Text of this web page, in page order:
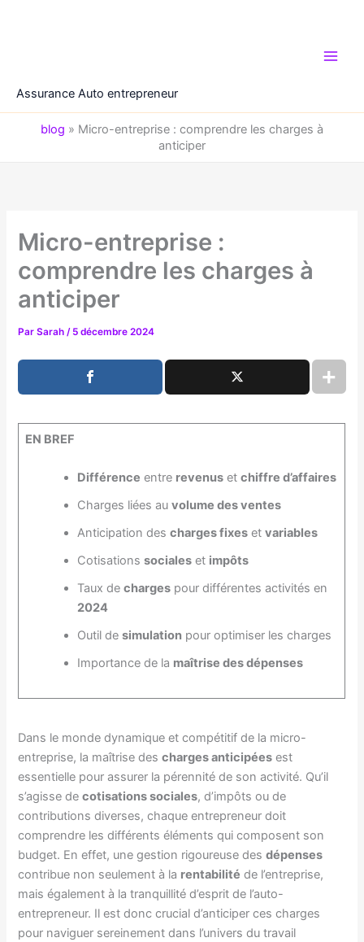
Assurance Auto entrepreneur
blog » Micro-entreprise : comprendre les charges à
anticiper
Micro-entreprise :
comprendre les charges à
anticiper
ParSarah/ 5 décembre 2024
EN BREF
Différence entre revenuset chiffre d’affaires
Charges liées au volume des ventes
Anticipation des charges fixeset variables
Cotisations socialeset impôts
Taux de chargespour différentes activités en
2024
Outil de simulationpour optimiser les charges
Importance de la maîtrise des dépenses
Dans le monde dynamique et compétitif de la micro-
entreprise, la maîtrise descharges anticipées est
essentielle pour assurer la pérennité de son activité. Qu’il
s’agisse decotisations sociales, d’impôts ou de
contributions diverses, chaque entrepreneur doit
comprendre les différents éléments qui composent son
budget. En effet, une gestion rigoureuse desdépenses
contribue non seulement à la rentabilité de l’entreprise,
mais également à la tranquillité d’esprit de l’auto-
entrepreneur. Il est donc crucial d’anticiper ces charges
pour naviguer sereinement dans l’univers du travail